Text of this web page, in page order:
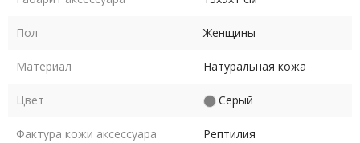
Пол Женщины
Материал Натуральная кожа
Цвет Серый
Фактура кожи аксессуара Рептилия